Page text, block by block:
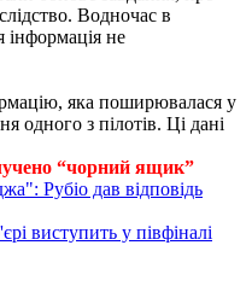
Водночас в
інформація не
яка поширювалася у
одного з пілотів. Ці дані
“чорний ящик”
Рубіо дав відповідь
виступить у півфіналі